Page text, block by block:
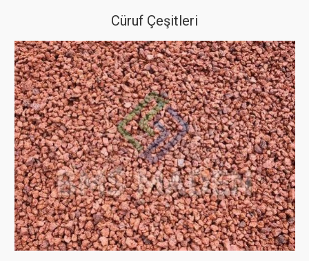
Cüruf Çeşitleri